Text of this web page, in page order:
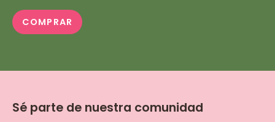
COMPRAR
Sé parte de nuestra comunidad